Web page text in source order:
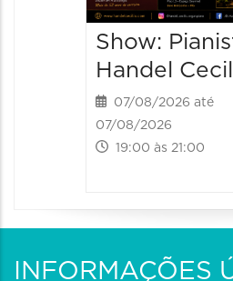
Show:
Handel
07/08/2026 até
07/08/2026
19:00 às 21:00
INFORMAÇÕES